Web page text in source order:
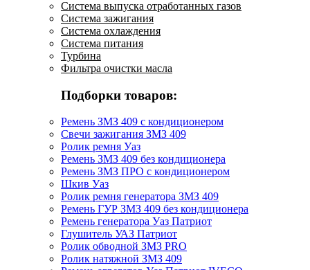
Система выпуска отработанных газов
Система зажигания
Система охлаждения
Система питания
Турбина
Фильтра очистки масла
Подборки товаров:
Ремень ЗМЗ 409 с кондиционером
Свечи зажигания ЗМЗ 409
Ролик ремня Уаз
Ремень ЗМЗ 409 без кондиционера
Ремень ЗМЗ ПРО с кондиционером
Шкив Уаз
Ролик ремня генератора ЗМЗ 409
Ремень ГУР ЗМЗ 409 без кондиционера
Ремень генератора Уаз Патриот
Глушитель УАЗ Патриот
Ролик обводной ЗМЗ PRO
Ролик натяжной ЗМЗ 409